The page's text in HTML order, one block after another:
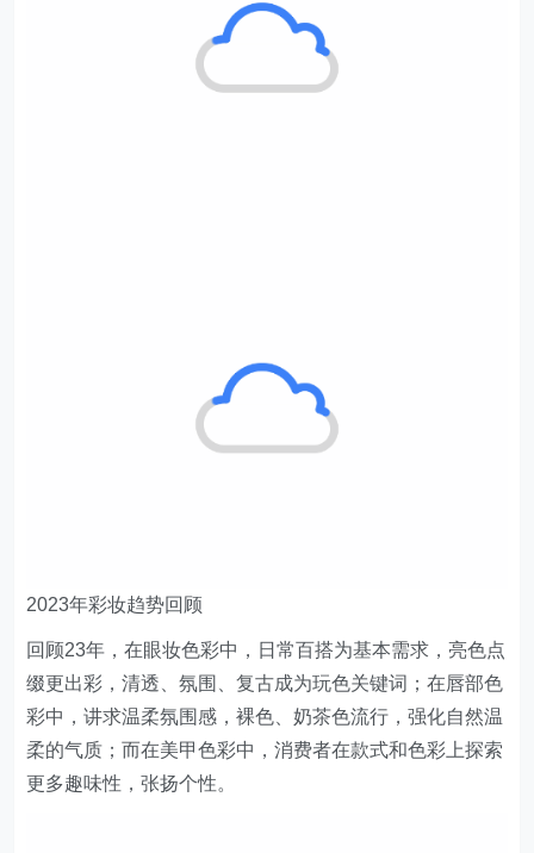
2023年彩妆趋势回顾
回顾23年，在眼妆色彩中，日常百搭为基本需求，亮色点
缀更出彩，清透、氛围、复古成为玩色关键词；在唇部色
彩中，讲求温柔氛围感，裸色、奶茶色流行，强化自然温
柔的气质；而在美甲色彩中，消费者在款式和色彩上探索
更多趣味性，张扬个性。